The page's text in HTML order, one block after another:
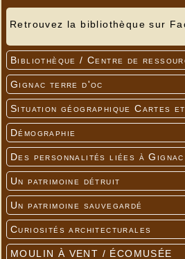
Retrouvez la bibliothèque sur
Bibliothèque / Centre de
Gignac terre d'oc
Situation géographique Cartes
Démographie
Des personnalités liées à Gignac
Un patrimoine détruit
Un patrimoine sauvegardé
Curiosités architecturales
MOULIN À VENT / ÉCOMUSÉE